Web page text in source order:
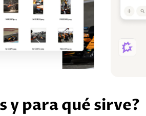
y para qué sirve?